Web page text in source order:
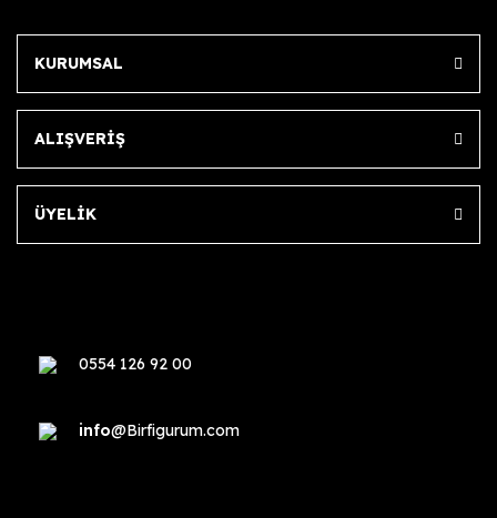
KURUMSAL
ALIŞVERİŞ
ÜYELİK
0554 126 92 00
info@Birfigurum.com